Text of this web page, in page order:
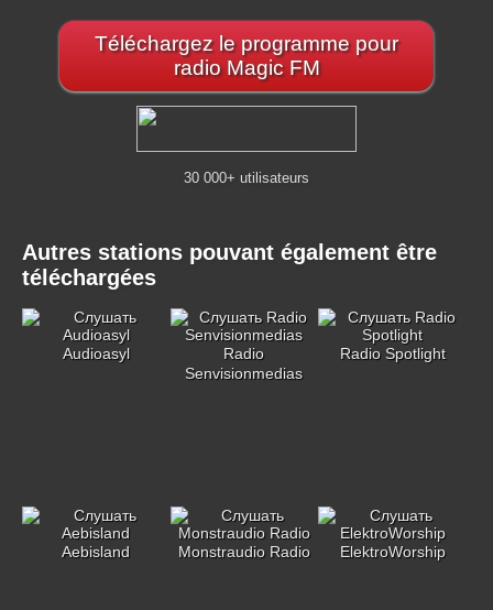
Téléchargez le programme pour
radio Magic FM
30 000+ utilisateurs
Autres stations pouvant également être
téléchargées
Audioasyl
Radio
Senvisionmedias
Radio Spotlight
Aebisland Monstraudio Radio ElektroWorship